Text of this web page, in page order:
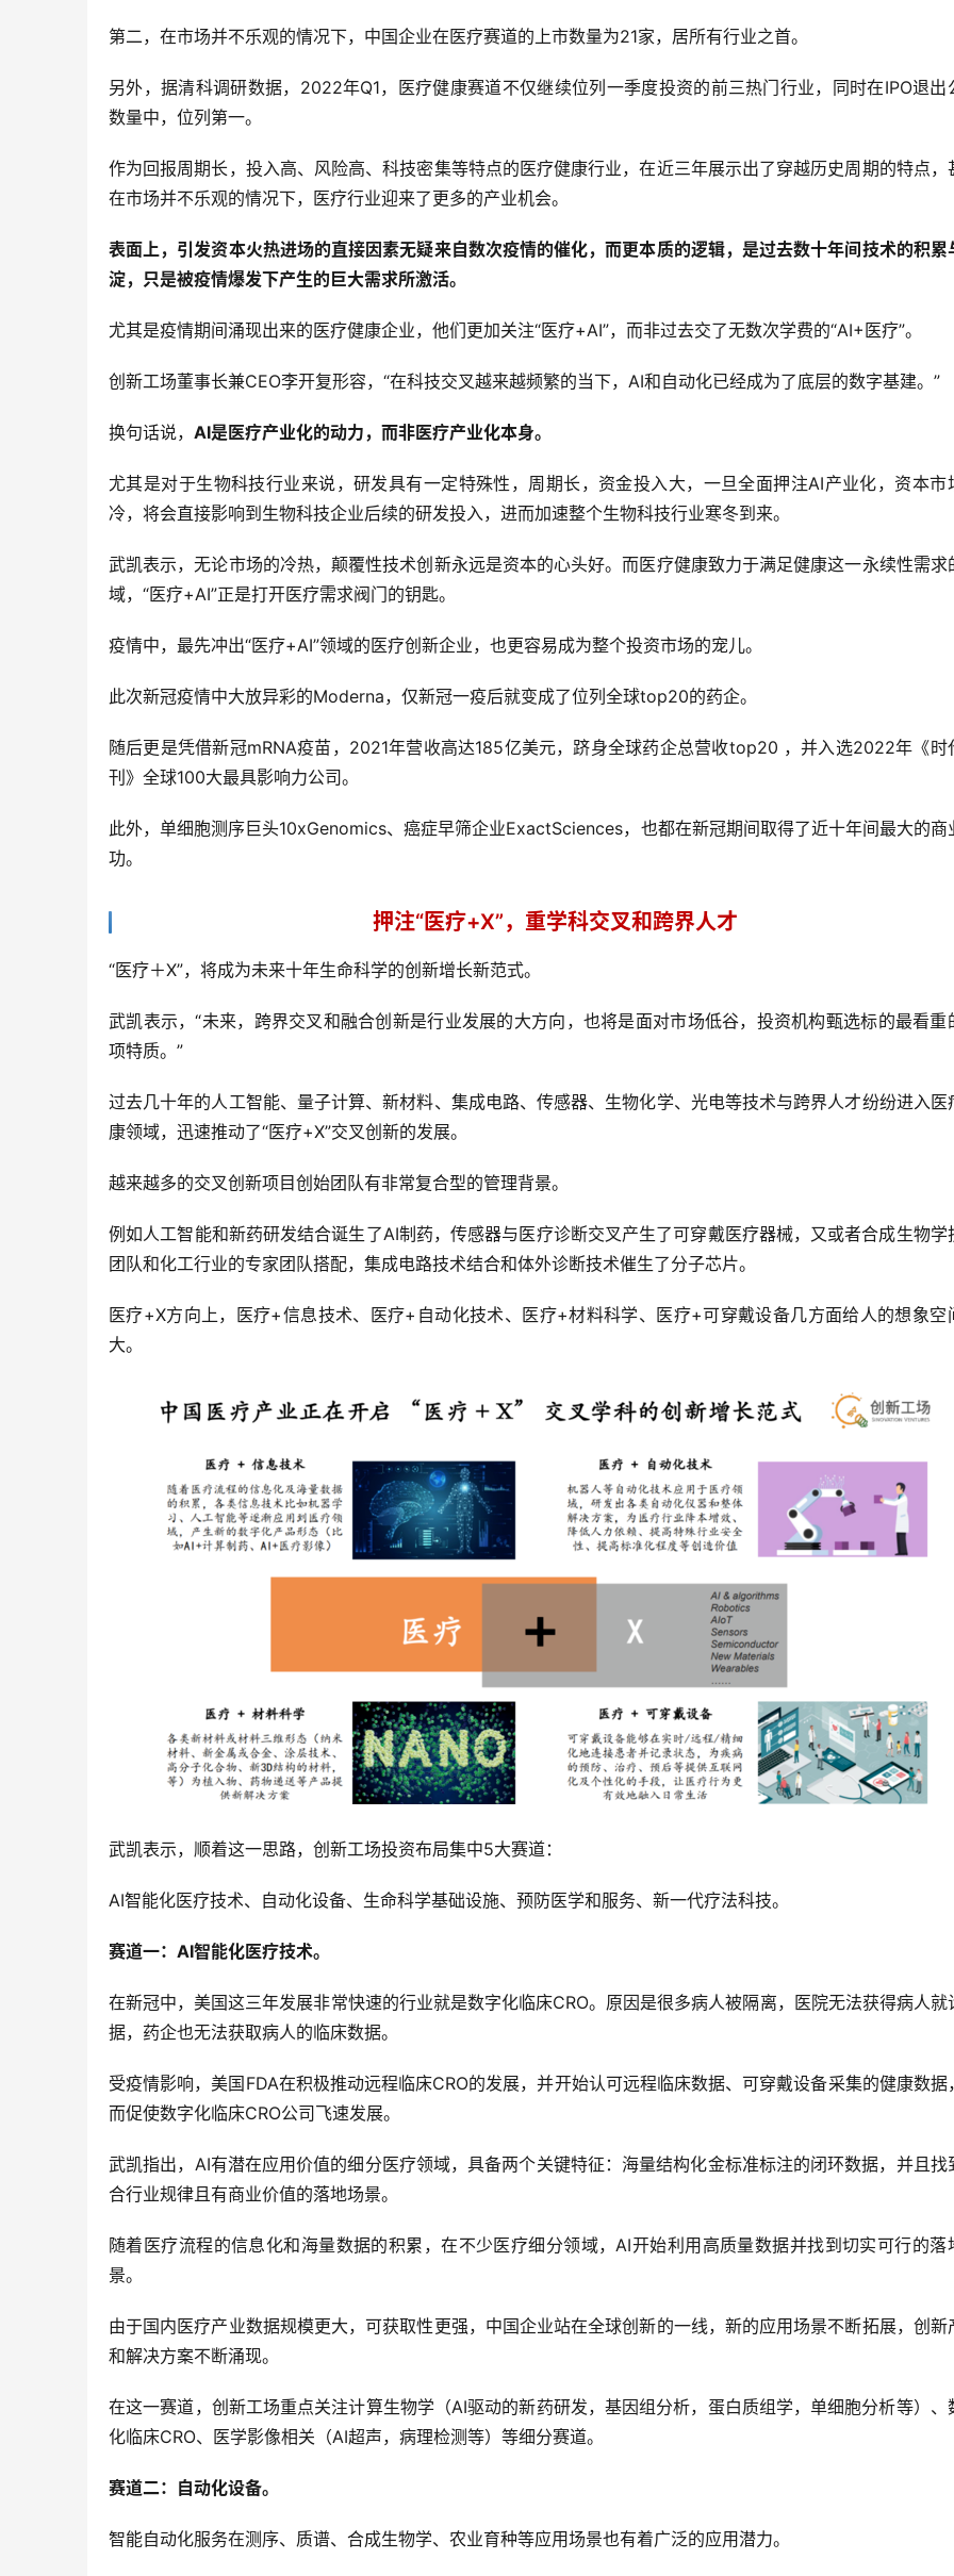
第二，在市场并不乐观的情况下，中国企业在医疗赛道的上市数量为21家，居所有行业之首。
另外，据清科调研数据，2022年Q1，医疗健康赛道不仅继续位列一季度投资的前三热门行业，同时在IPO退出
数量中，位列第一。
作为回报周期长，投入高、风险高、科技密集等特点的医疗健康行业，在近三年展示出了穿越历史周期的特点，
在市场并不乐观的情况下，医疗行业迎来了更多的产业机会。
表面上，引发资本火热进场的直接因素无疑来自数次疫情的催化，而更本质的逻辑，是过去数十年间技术的积累
淀，只是被疫情爆发下产生的巨大需求所激活。
尤其是疫情期间涌现出来的医疗健康企业，他们更加关注“医疗+AI”，而非过去交了无数次学费的“AI+医疗”。
创新工场董事长兼CEO李开复形容，“在科技交叉越来越频繁的当下，AI和自动化已经成为了底层的数字基建。”
换句话说， AI是医疗产业化的动力，而非医疗产业化本身。
尤其是对于生物科技行业来说，研发具有一定特殊性，周期长，资金投入大，一旦全面押注AI产业化，资本市
冷，将会直接影响到生物科技企业后续的研发投入，进而加速整个生物科技行业寒冬到来。
武凯表示，无论市场的冷热，颠覆性技术创新永远是资本的心头好。而医疗健康致力于满足健康这一永续性需求
域，“医疗+AI”正是打开医疗需求阀门的钥匙。
疫情中，最先冲出“医疗+AI”领域的医疗创新企业，也更容易成为整个投资市场的宠儿。
此次新冠疫情中大放异彩的Moderna，仅新冠一疫后就变成了位列全球top20的药企。
随后更是凭借新冠mRNA疫苗，2021年营收高达185亿美元，跻身全球药企总营收top20 ，并入选2022年《时
刊》全球100大最具影响力公司。
此外，单细胞测序巨头10xGenomics、癌症早筛企业ExactSciences，也都在新冠期间取得了近十年间最大的商
功。
押注“医疗+X”，重学科交叉和跨界人才
“医疗＋X”，将成为未来十年生命科学的创新增长新范式。
武凯表示，“未来，跨界交叉和融合创新是行业发展的大方向，也将是面对市场低谷，投资机构甄选标的最看重
项特质。”
过去几十年的人工智能、量子计算、新材料、集成电路、传感器、生物化学、光电等技术与跨界人才纷纷进入医
康领域，迅速推动了“医疗+X”交叉创新的发展。
越来越多的交叉创新项目创始团队有非常复合型的管理背景。
例如人工智能和新药研发结合诞生了AI制药，传感器与医疗诊断交叉产生了可穿戴医疗器械，又或者合成生物学
团队和化工行业的专家团队搭配，集成电路技术结合和体外诊断技术催生了分子芯片。
医疗+X方向上，医疗+信息技术、医疗+自动化技术、医疗+材料科学、医疗+可穿戴设备几方面给人的想象空
大。
武凯表示，顺着这一思路，创新工场投资布局集中5大赛道：
AI智能化医疗技术、自动化设备、生命科学基础设施、预防医学和服务、新一代疗法科技。
赛道一：AI智能化医疗技术。
在新冠中，美国这三年发展非常快速的行业就是数字化临床CRO。原因是很多病人被隔离，医院无法获得病人就
据，药企也无法获取病人的临床数据。
受疫情影响，美国FDA在积极推动远程临床CRO的发展，并开始认可远程临床数据、可穿戴设备采集的健康数据
而促使数字化临床CRO公司飞速发展。
武凯指出，AI有潜在应用价值的细分医疗领域，具备两个关键特征：海量结构化金标准标注的闭环数据，并且找
合行业规律且有商业价值的落地场景。
随着医疗流程的信息化和海量数据的积累，在不少医疗细分领域，AI开始利用高质量数据并找到切实可行的落
景。
由于国内医疗产业数据规模更大，可获取性更强，中国企业站在全球创新的一线，新的应用场景不断拓展，创新
和解决方案不断涌现。
在这一赛道，创新工场重点关注计算生物学（AI驱动的新药研发，基因组分析，蛋白质组学，单细胞分析等）、
化临床CRO、医学影像相关（AI超声，病理检测等）等细分赛道。
赛道二：自动化设备。
智能自动化服务在测序、质谱、合成生物学、农业育种等应用场景也有着广泛的应用潜力。